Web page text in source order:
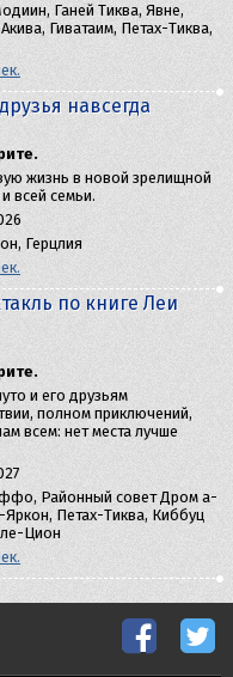
Ганей Тиква, Явне,
Гиватаим, Петах-Тиква,
навсегда
жизнь в новой зрелищной
всей семьи.
Герцлия
по книге Леи
и его друзьям
полном приключений,
всем: нет места лучше
Районный совет Дром а-
Петах-Тиква, Киббуц
Цион